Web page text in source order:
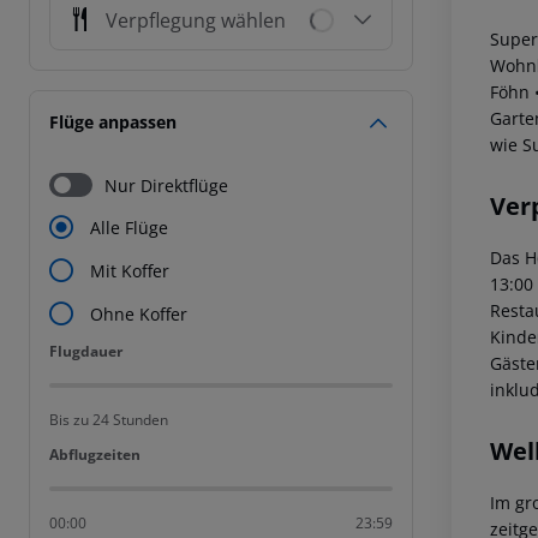
Verpflegung wählen
Flüge anpassen
Nur Direktflüge
Alle Flüge
Mit Koffer
Ohne Koffer
Flugdauer
Flugdauer
Bis zu 24 Stunden
Abflugzeiten
Abflugzeiten
00:00 23:59
Föhn
wie
Das
Im